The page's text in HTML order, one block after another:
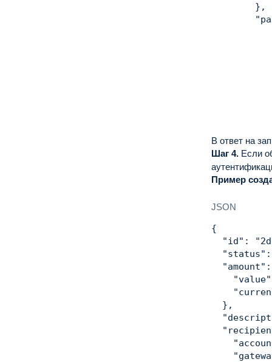
        },
        },
        },
        }
      }'
В ответ на
Шаг 4. Если
Пример
JSON
{
"id" :
"status" :
"amount" :
"value"
} ,